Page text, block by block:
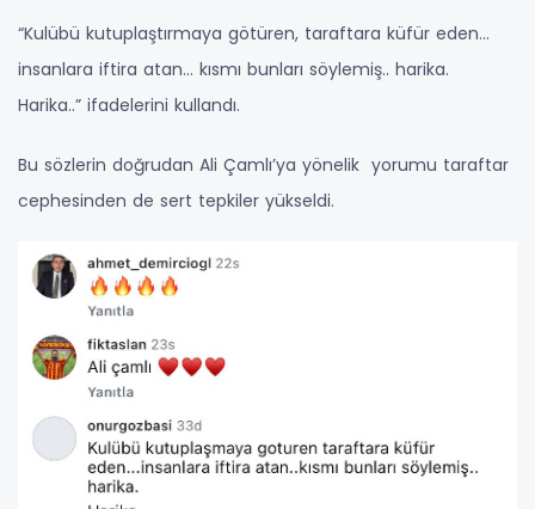
“Kulübü kutuplaştırmaya götüren, taraftara küfür eden...
insanlara iftira atan... kısmı bunları söylemiş.. harika.
Harika..” ifadelerini kullandı.
Bu sözlerin doğrudan Ali Çamlı’ya yönelik yorumu taraftar
cephesinden de sert tepkiler yükseldi.